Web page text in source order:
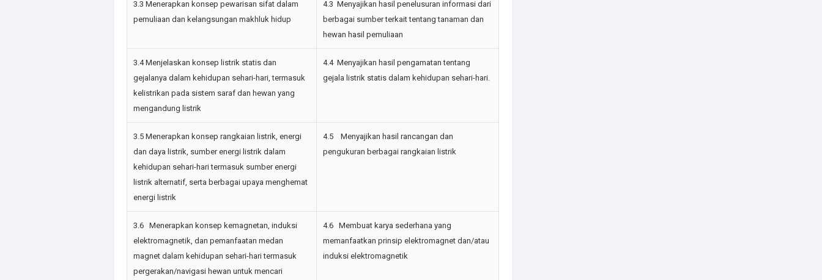
3.3 Menerapkan konsep pewarisan sifat dalam
pemuliaan dan kelangsungan makhluk hidup
4.3 Menyajikan hasil penelusuran informasi dari
berbagai sumber terkait tentang tanaman dan
hewan hasil pemuliaan
3.4 Menjelaskan konsep listrik statis dan
gejalanya dalam kehidupan sehari-hari, termasuk
kelistrikan pada sistem saraf dan hewan yang
mengandung listrik
4.4 Menyajikan hasil pengamatan tentang
gejala listrik statis dalam kehidupan sehari-hari.
3.5 Menerapkan konsep rangkaian listrik, energi
dan daya listrik, sumber energi listrik dalam
kehidupan sehari-hari termasuk sumber energi
listrik alternatif, serta berbagai upaya menghemat
energi listrik
4.5 Menyajikan hasil rancangan dan
pengukuran berbagai rangkaian listrik
3.6 Menerapkan konsep kemagnetan, induksi
elektromagnetik, dan pemanfaatan medan
magnet dalam kehidupan sehari-hari termasuk
pergerakan/navigasi hewan untuk mencari
4.6 Membuat karya sederhana yang
memanfaatkan prinsip elektromagnet dan/atau
induksi elektromagnetik